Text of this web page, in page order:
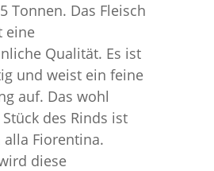
Tonnen. Das Fleisch
eine
Qualität. Es ist
und weist ein feine
auf. Das wohl
des Rinds ist
alla Fiorentina.
diese